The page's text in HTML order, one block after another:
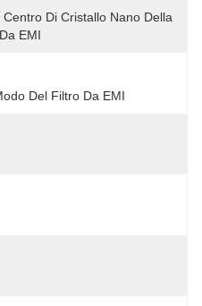
Di Cristallo Nano Della
EMI
Del Filtro Da EMI